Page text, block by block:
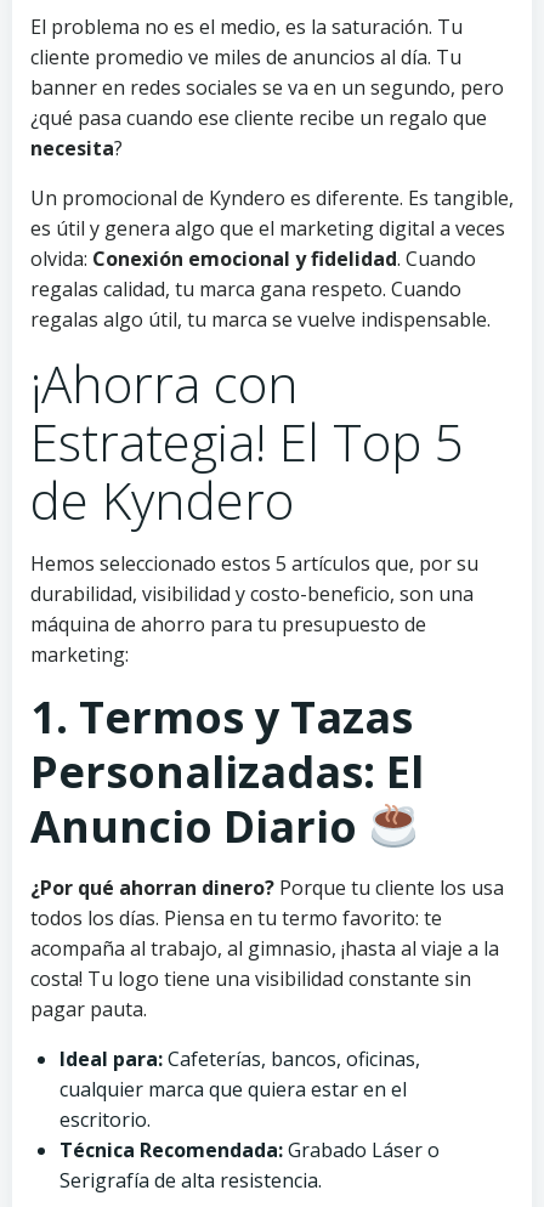
El problema no es el medio, es la saturación. Tu
cliente promedio ve miles de anuncios al día. Tu
banner en redes sociales se va en un segundo, pero
¿qué pasa cuando ese cliente recibe un regalo que
necesita?
Un promocional de Kyndero es diferente. Es tangible,
es útil y genera algo que el marketing digital a veces
olvida: Conexión emocional y fidelidad. Cuando
regalas calidad, tu marca gana respeto. Cuando
regalas algo útil, tu marca se vuelve indispensable.
¡Ahorra con
Estrategia! El Top 5
de Kyndero
Hemos seleccionado estos 5 artículos que, por su
durabilidad, visibilidad y costo-beneficio, son una
máquina de ahorro para tu presupuesto de
marketing:
1. Termos y Tazas
Personalizadas: El
Anuncio Diario
¿Por qué ahorran dinero? Porque tu cliente los usa
todos los días. Piensa en tu termo favorito: te
acompaña al trabajo, al gimnasio, ¡hasta al viaje a la
costa! Tu logo tiene una visibilidad constante sin
pagar pauta.
Ideal para:Cafeterías, bancos, oficinas,
cualquier marca que quiera estar en el
escritorio.
Técnica Recomendada:Grabado Láser o
Serigrafía de alta resistencia.